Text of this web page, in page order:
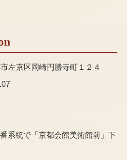
左京区岡崎円勝寺町１２４
系統で「京都会館美術館前」下